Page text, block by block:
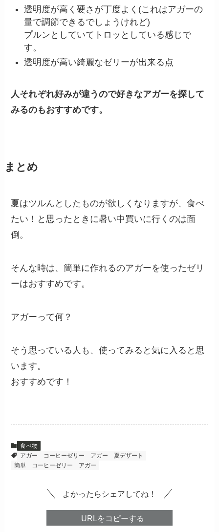
透明度が高く硬さが丁度よく(これはアガーの
量で調節できるでしょうけれど)
プルンとしていてトロッとしている感じで
す。
透明度が高い綺麗なゼリーが出来る点
人それぞれ好みが違うので好きなアガーを探して
みるのもおすすめです。
まとめ
夏はツルんとしたものが欲しくなりますが、食べ
たい！と思ったときに暑い中買いに行くのは面
倒。
そんな時は、簡単に作れるのアガーを使ったゼリ
ーはおすすめです。
アガーって何？
そう思っている人も、使ってみると気に入ると思
います。
おすすめです！
食べ物
アガー コーヒーゼリー
アガー 夏デザート
簡単 コーヒーゼリー アガー
よかったらシェアしてね！
URLをコピーする